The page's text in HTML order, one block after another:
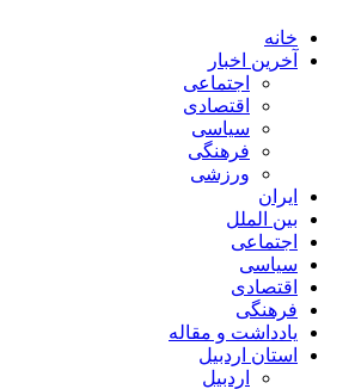
خانه
آخرین اخبار
اجتماعی
اقتصادی
سیاسی
فرهنگی
ورزشی
ایران
بین الملل
اجتماعی
سیاسی
اقتصادی
فرهنگی
یادداشت و مقاله
استان اردبیل
اردبیل